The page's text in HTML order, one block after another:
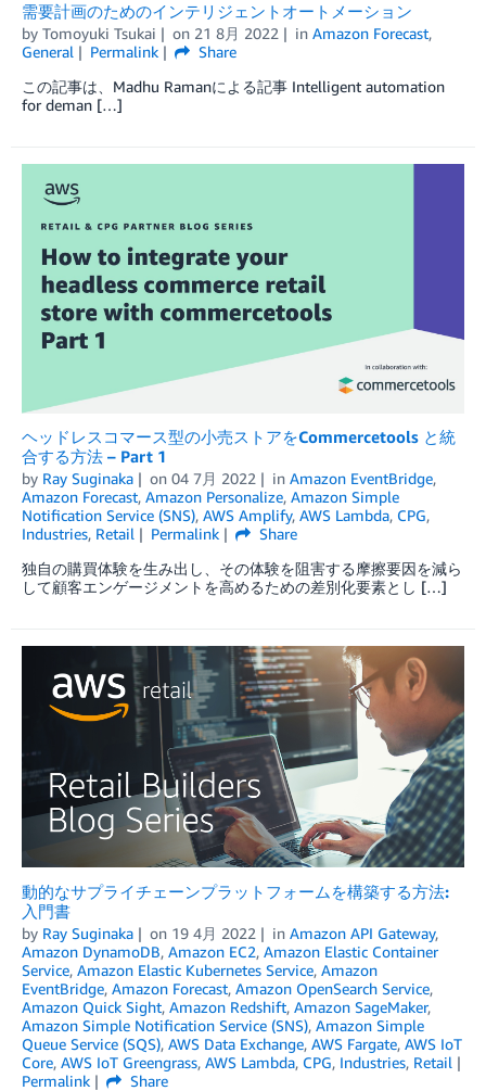
需要計画のためのインテリジェントオートメーション
by Tomoyuki Tsukai on 21 8月 2022 in Amazon Forecast,
General
Permalink
Share
この記事は、Madhu Ramanによる記事 Intelligent automation
for deman […]
ヘッドレスコマース型の小売ストアをCommercetools と統
合する方法 – Part 1
by Ray Suginaka on 04 7月 2022 in Amazon EventBridge,
Amazon Forecast, Amazon Personalize, Amazon Simple
Notification Service (SNS), AWS Amplify, AWS Lambda, CPG,
Industries, Retail Permalink
Share
独自の購買体験を生み出し、その体験を阻害する摩擦要因を減ら
して顧客エンゲージメントを高めるための差別化要素とし […]
動的なサプライチェーンプラットフォームを構築する方法:
入門書
by Ray Suginaka on 19 4月 2022 in Amazon API Gateway,
Amazon DynamoDB, Amazon EC2, Amazon Elastic Container
Service, Amazon Elastic Kubernetes Service, Amazon
EventBridge, Amazon Forecast, Amazon OpenSearch Service,
Amazon Quick Sight, Amazon Redshift, Amazon SageMaker,
Amazon Simple Notification Service (SNS), Amazon Simple
Queue Service (SQS), AWS Data Exchange, AWS Fargate, AWS IoT
Core, AWS IoT Greengrass, AWS Lambda, CPG, Industries, Retail
Permalink
Share